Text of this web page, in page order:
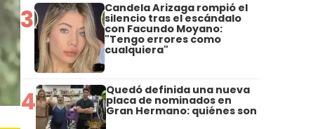
3 Candela Arizaga rompió el
silencio tras el escándalo
con Facundo Moyano:
"Tengo errores como
cualquiera"
4 Quedó definida una nueva
placa de nominados en
Gran Hermano: quiénes son